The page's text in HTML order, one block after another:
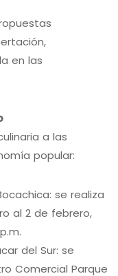
en las
a las
popular:
se realiza
al 2 de febrero,
del Sur: se
Comercial Parque